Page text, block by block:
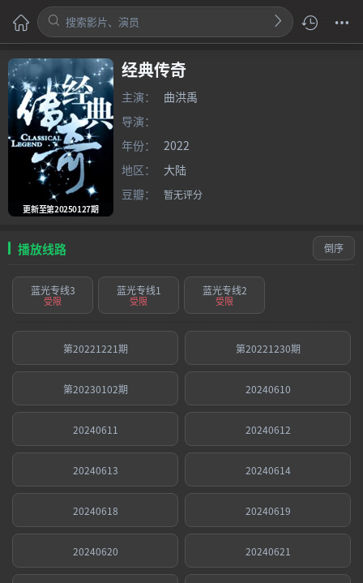
更新至第20250127期
经典传奇
主演：
曲洪禹
导演：
年份：
2022
地区：
大陆
豆瓣：
暂无评分
播放线路 倒序
蓝光专线3
受限
蓝光专线1
受限
蓝光专线2
受限
第20221221期 第20221230期
第20230102期 20240610
20240611 20240612
20240613 20240614
20240618 20240619
20240620 20240621